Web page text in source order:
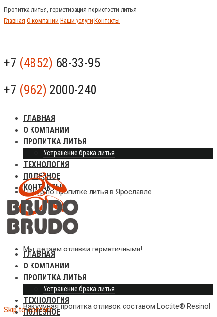
Пропитка литья, герметизация пористости литья
Главная О компании Наши услуги Контакты
+7 (4852) 68-33-95
+7 (962) 2000-240
Центр по пропитке литья в Ярославле
Мы делаем отливки герметичными!
Вакуумная пропитка отливок составом Loctite® Resinol
ГЛАВНАЯ
О КОМПАНИИ
ПРОПИТКА ЛИТЬЯ
Устранение брака литья
ТЕХНОЛОГИЯ
ПОЛЕЗНОЕ
КОНТАКТЫ
ГЛАВНАЯ
О КОМПАНИИ
ПРОПИТКА ЛИТЬЯ
Устранение брака литья
ТЕХНОЛОГИЯ
ПОЛЕЗНОЕ
Skip to content